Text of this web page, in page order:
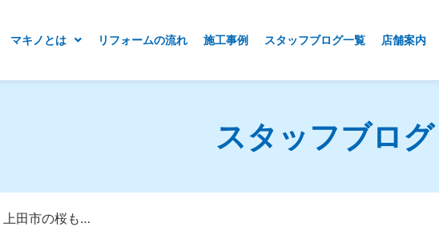
マキノとは リフォームの流れ 施工事例 スタッフブログ一覧 店舗案内
スタッフブログ
上田市の桜も…